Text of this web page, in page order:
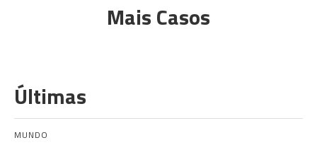
Mais Casos
Últimas
MUNDO